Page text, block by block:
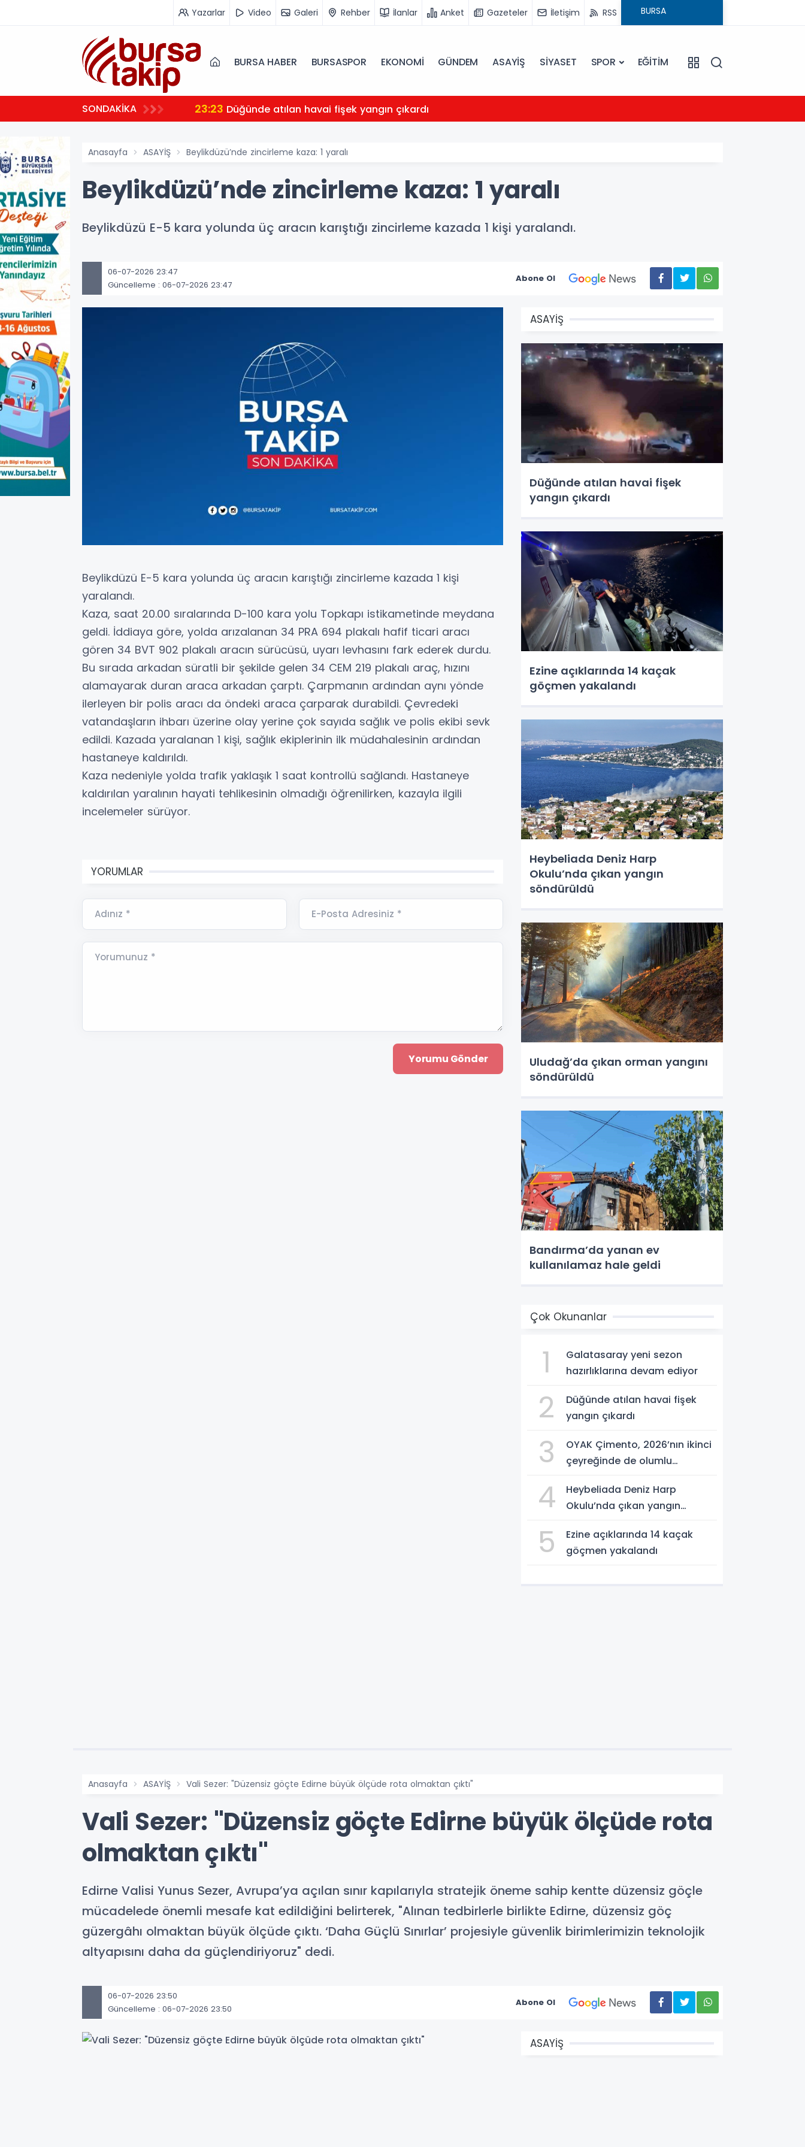
Yazarlar Video Galeri Rehber İlanlar Anket Gazeteler İletişim RSS
BURSA HABER BURSASPOR EKONOMİ GÜNDEM ASAYİŞ SİYASET SPOR EĞİTİM
SONDAKİKA
Ankara’ya sevk edildi 23:23 Düğünde atılan havai fişek yangın çıkardı
Anasayfa ASAYİŞ Beylikdüzü’nde zincirleme kaza: 1 yaralı
Beylikdüzü’nde zincirleme kaza: 1 yaralı
Beylikdüzü E-5 kara yolunda üç aracın karıştığı zincirleme kazada 1 kişi yaralandı.
06-07-2026 23:47
Güncelleme : 06-07-2026 23:47
Abone Ol
Beylikdüzü E-5 kara yolunda üç aracın karıştığı zincirleme kazada 1 kişi
yaralandı.
Kaza, saat 20.00 sıralarında D-100 kara yolu Topkapı istikametinde meydana
geldi. İddiaya göre, yolda arızalanan 34 PRA 694 plakalı hafif ticari aracı
gören 34 BVT 902 plakalı aracın sürücüsü, uyarı levhasını fark ederek durdu.
Bu sırada arkadan süratli bir şekilde gelen 34 CEM 219 plakalı araç, hızını
alamayarak duran araca arkadan çarptı. Çarpmanın ardından aynı yönde
ilerleyen bir polis aracı da öndeki araca çarparak durabildi. Çevredeki
vatandaşların ihbarı üzerine olay yerine çok sayıda sağlık ve polis ekibi sevk
edildi. Kazada yaralanan 1 kişi, sağlık ekiplerinin ilk müdahalesinin ardından
hastaneye kaldırıldı.
Kaza nedeniyle yolda trafik yaklaşık 1 saat kontrollü sağlandı. Hastaneye
kaldırılan yaralının hayati tehlikesinin olmadığı öğrenilirken, kazayla ilgili
incelemeler sürüyor.
YORUMLAR
Adınız * E-Posta Adresiniz *
Yorumunuz *
ASAYİŞ
Düğünde atılan havai fişek
yangın çıkardı
Ezine açıklarında 14 kaçak
göçmen yakalandı
Heybeliada Deniz Harp
Okulu’nda çıkan yangın
söndürüldü
Uludağ’da çıkan orman yangını
söndürüldü
Bandırma’da yanan ev
kullanılamaz hale geldi
Çok Okunanlar
1
Galatasaray yeni sezon
hazırlıklarına devam ediyor
2
Düğünde atılan havai fişek
yangın çıkardı
3
OYAK Çimento, 2026’nın ikinci
çeyreğinde de olumlu
4
Heybeliada Deniz Harp
Okulu’nda çıkan yangın
5
Ezine açıklarında 14 kaçak
göçmen yakalandı
Anasayfa ASAYİŞ Vali Sezer: "Düzensiz göçte Edirne büyük ölçüde rota olmaktan çıktı"
Vali Sezer: "Düzensiz göçte Edirne büyük ölçüde rota
olmaktan çıktı"
Edirne Valisi Yunus Sezer, Avrupa’ya açılan sınır kapılarıyla stratejik öneme sahip kentte düzensiz göçle
mücadelede önemli mesafe kat edildiğini belirterek, "Alınan tedbirlerle birlikte Edirne, düzensiz göç
güzergâhı olmaktan büyük ölçüde çıktı. ‘Daha Güçlü Sınırlar’ projesiyle güvenlik birimlerimizin teknolojik
altyapısını daha da güçlendiriyoruz" dedi.
06-07-2026 23:50
Güncelleme : 06-07-2026 23:50
Abone Ol
ASAYİŞ